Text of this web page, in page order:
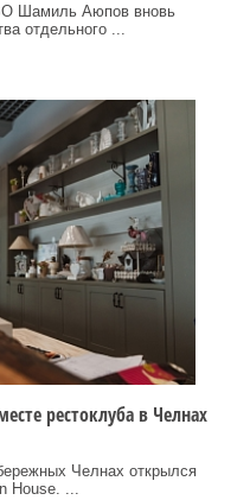
Шамиль Аюпов вновь
отдельного ...
рестоклуба в Челнах
Челнах открылся
House. ...